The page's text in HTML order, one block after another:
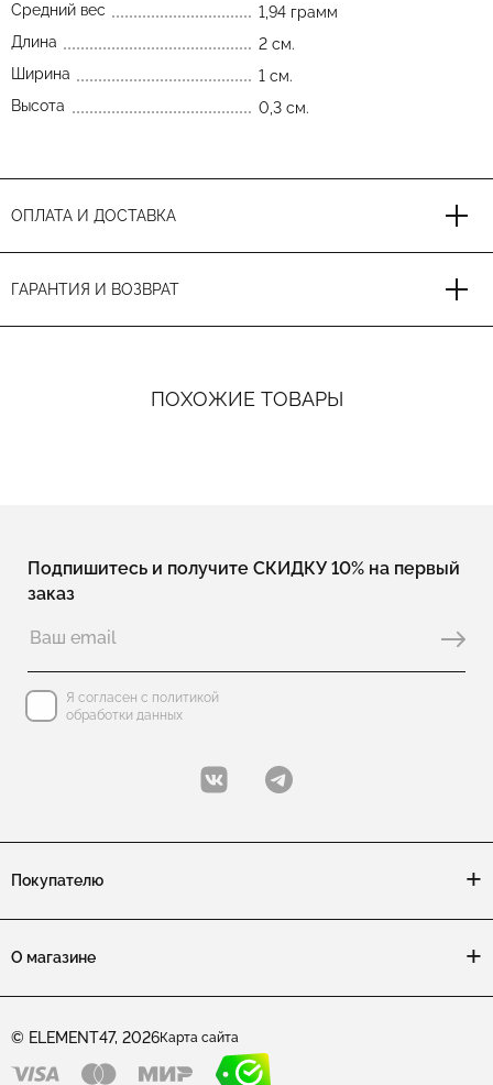
Средний вес
1,94 грамм
Длина
2 см.
Ширина
1 см.
Высота
0,3 см.
ОПЛАТА И ДОСТАВКА
ГАРАНТИЯ И ВОЗВРАТ
ПОХОЖИЕ ТОВАРЫ
Подпишитесь и получите СКИДКУ 10% на первый
заказ
Я согласен с политикой
обработки данных
Покупателю
О магазине
© ELEMENT47, 2026Карта сайта